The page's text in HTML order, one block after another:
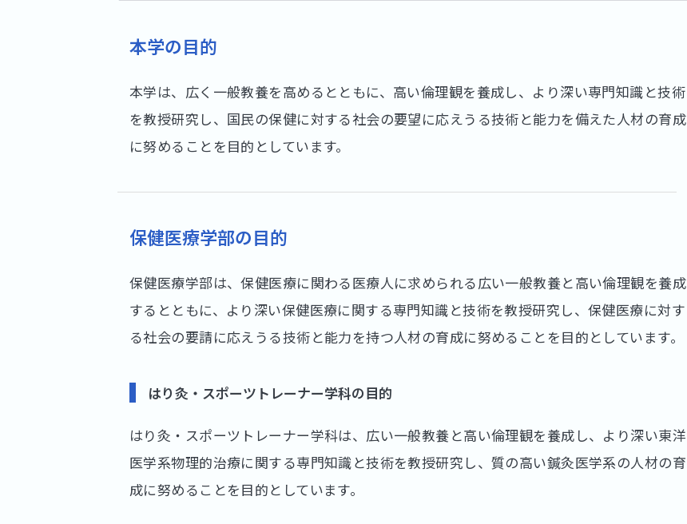
本学の目的
本学は、広く一般教養を高めるとともに、高い倫理観を養成し、より深い専門知識と技術
を教授研究し、国民の保健に対する社会の要望に応えうる技術と能力を備えた人材の育成
に努めることを目的としています。
保健医療学部の目的
保健医療学部は、保健医療に関わる医療人に求められる広い一般教養と高い倫理観を養成
するとともに、より深い保健医療に関する専門知識と技術を教授研究し、保健医療に対す
る社会の要請に応えうる技術と能力を持つ人材の育成に努めることを目的としています。
はり灸・スポーツトレーナー学科の目的
はり灸・スポーツトレーナー学科は、広い一般教養と高い倫理観を養成し、より深い東洋
医学系物理的治療に関する専門知識と技術を教授研究し、質の高い鍼灸医学系の人材の育
成に努めることを目的としています。